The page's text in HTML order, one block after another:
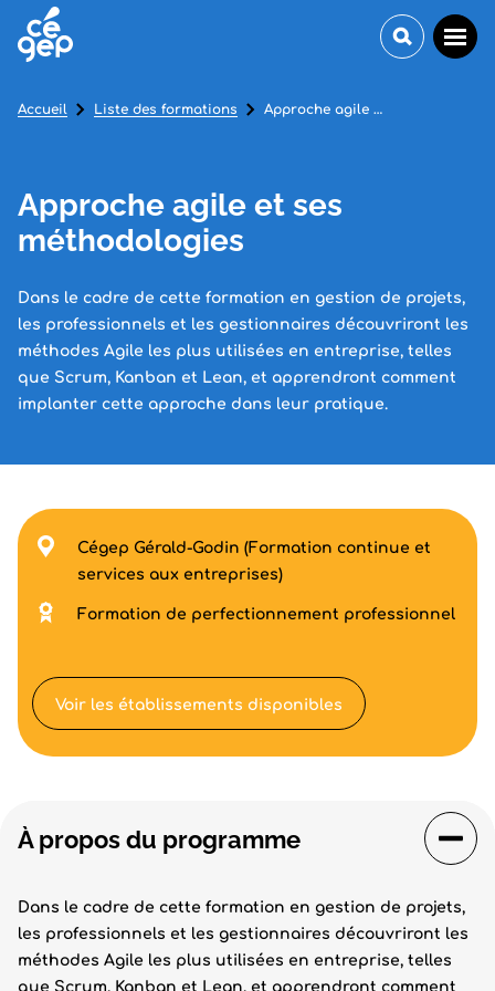
Approche agile et ses
méthodologies
Dans le cadre de cette formation en gestion de projets,
les professionnels et les gestionnaires découvriront les
méthodes Agile les plus utilisées en entreprise, telles
que Scrum, Kanban et Lean, et apprendront comment
implanter cette approche dans leur pratique.
Accueil Liste des formations Approche agile et ses méthodologies
À propos du programme
Dans le cadre de cette formation en gestion de projets,
les professionnels et les gestionnaires découvriront les
méthodes Agile les plus utilisées en entreprise, telles
que Scrum, Kanban et Lean, et apprendront comment
Cégep Gérald-Godin (Formation continue et
services aux entreprises)
Formation de perfectionnement professionnel
Voir les établissements disponibles